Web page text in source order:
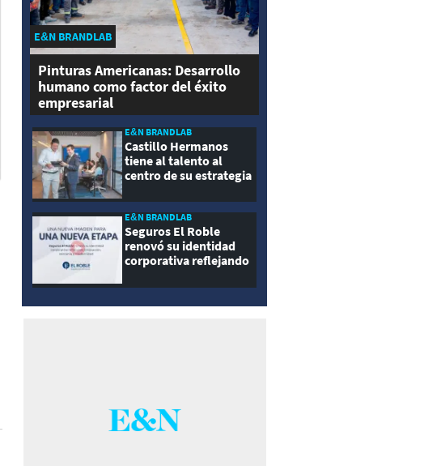
E&N BRANDLAB
Pinturas Americanas: Desarrollo
humano como factor del éxito
empresarial
E&N BRANDLAB
Castillo Hermanos
tiene al talento al
centro de su estrategia
E&N BRANDLAB
Seguros El Roble
renovó su identidad
corporativa reflejando
modernidad